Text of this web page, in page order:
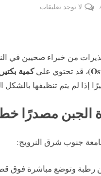
لا توجد تعليقات
بكتيرية”
في
من خبراء صحيين في
، قد تحتوي علىكمية
إذا لم يتم تنظيفها بالشكل
الجبن مصدرًا
جنوب شرق النرويج:
رطبة وتوضع مباشرة فوق